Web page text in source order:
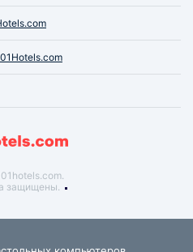
защищены.